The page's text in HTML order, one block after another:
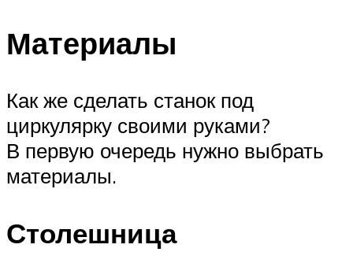
Материалы
Как же сделать станок под
циркулярку своими руками?
В первую очередь нужно выбрать
материалы.
Столешница